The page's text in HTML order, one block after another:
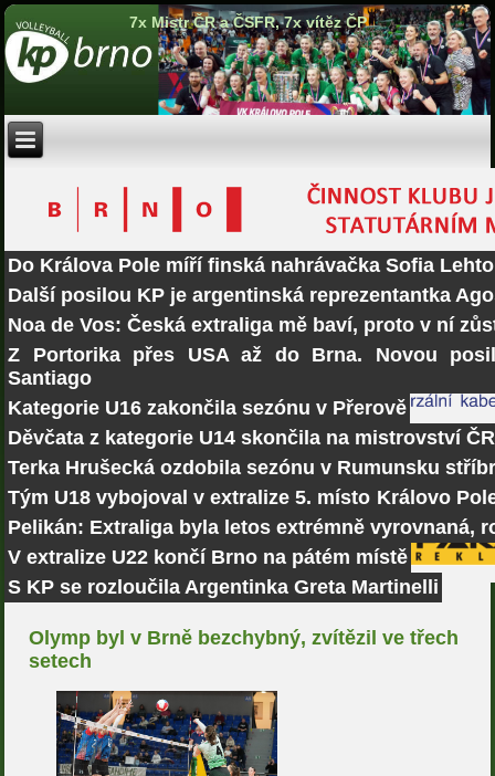
7x Mistr ČR a ČSFR, 7x vítěz ČP
Do Králova Pole míří finská nahrávačka Sofia Lehto
Další posilou KP je argentinská reprezentantka
Noa de Vos: Česká extraliga mě baví, proto v ní
Z Portorika přes USA až do Brna. Novou
Santiago
Kategorie U16 zakončila sezónu v Přerově
Děvčata z kategorie U14 skončila na mistrovství
Terka Hrušecká ozdobila sezónu v Rumunsku
Tým U18 vybojoval v extralize 5. místo Královo
Pelikán: Extraliga byla letos extrémně vyrovnaná,
V extralize U22 končí Brno na pátém místě
S KP se rozloučila Argentinka Greta Martinelli
Olymp byl v Brně bezchybný, zvítězil ve třech
setech